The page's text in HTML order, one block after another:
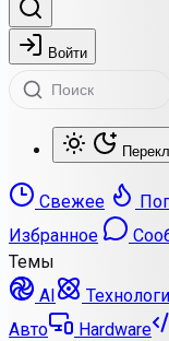
Войти
Свежее
Избранное
Темы
AI
Авто
Hardware